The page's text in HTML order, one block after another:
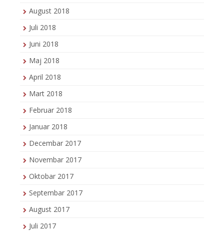
August 2018
Juli 2018
Juni 2018
Maj 2018
April 2018
Mart 2018
Februar 2018
Januar 2018
Decembar 2017
Novembar 2017
Oktobar 2017
Septembar 2017
August 2017
Juli 2017